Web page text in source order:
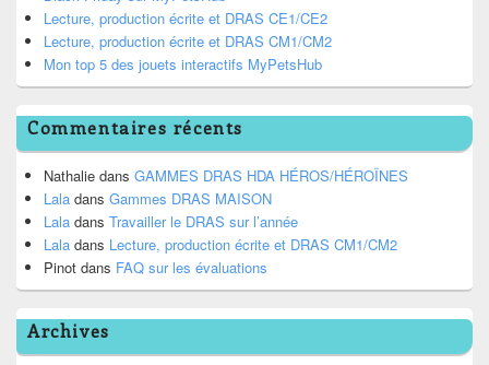
Lecture, production écrite et DRAS CE1/CE2
Lecture, production écrite et DRAS CM1/CM2
Mon top 5 des jouets interactifs MyPetsHub
Commentaires récents
Nathalie dans GAMMES DRAS HDA HÉROS/HÉROÏNES
Lala dans Gammes DRAS MAISON
Lala dans Travailler le DRAS sur l’année
Lala dans Lecture, production écrite et DRAS CM1/CM2
Pinot dans FAQ sur les évaluations
Archives